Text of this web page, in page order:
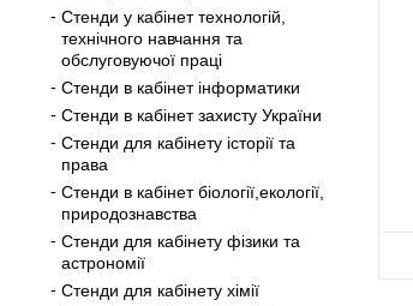
Стенди у кабінет технологій,
технічного навчання та
обслуговуючої праці
Стенди в кабінет інформатики
Стенди в кабінет захисту України
Стенди для кабінету історії та
права
Стенди в кабінет біології,екології,
природознавства
Стенди для кабінету фізики та
астрономії
Стенди для кабінету хімії